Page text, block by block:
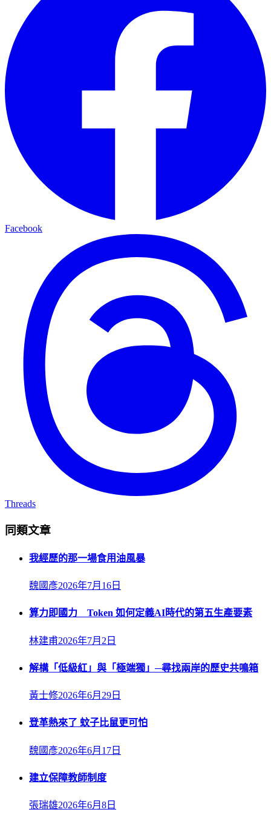
Facebook
Threads
同類文章
我經歷的那一場食用油風暴
魏國彥2026年7月16日
算力即國力 Token 如何定義AI時代的第五生產要素
林建甫2026年7月2日
解構「低級紅」與「極端獨」─尋找兩岸的歷史共鳴箱
黃士修2026年6月29日
登革熱來了 蚊子比鼠更可怕
魏國彥2026年6月17日
建立保障教師制度
張瑞雄2026年6月8日